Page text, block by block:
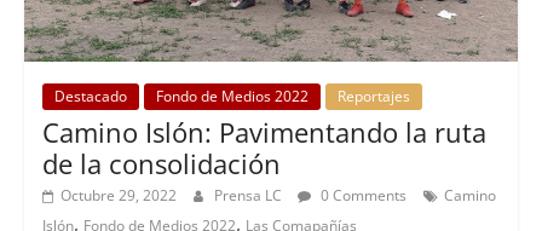
Destacado Fondo de Medios 2022 Reportajes
Camino Islón: Pavimentando la ruta
de la consolidación
Octubre 29, 2022 Prensa LC 0 Comments
Camino
Islón, Fondo de Medios 2022, Las Comapañías